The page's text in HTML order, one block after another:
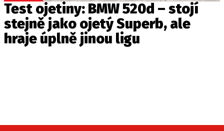
Test ojetiny: BMW 520d – stojí
stejně jako ojetý Superb, ale
hraje úplně jinou ligu